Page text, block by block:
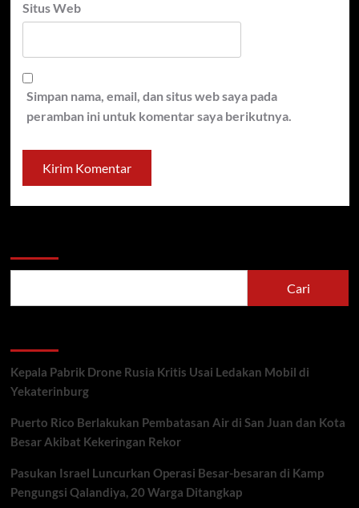
Situs Web
Simpan nama, email, dan situs web saya pada
peramban ini untuk komentar saya berikutnya.
Cari
Kepala Pabrik Drone Rusia Kritis Usai Ledakan Mobil di
Yekaterinburg
Puerto Rico Berlakukan Pembatasan Air di San Juan dan Kota
Besar Akibat Kekeringan Rekor
Pasukan Israel Luncurkan Operasi Besar-besaran di Kamp
Pengungsi Qalandiya, 20 Warga Ditangkap